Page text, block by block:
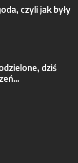
czyli jak były
dziś